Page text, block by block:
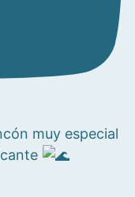
muy especial